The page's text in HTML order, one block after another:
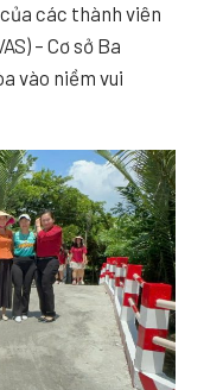
các thành viên
– Cơ sở Ba
vào niềm vui